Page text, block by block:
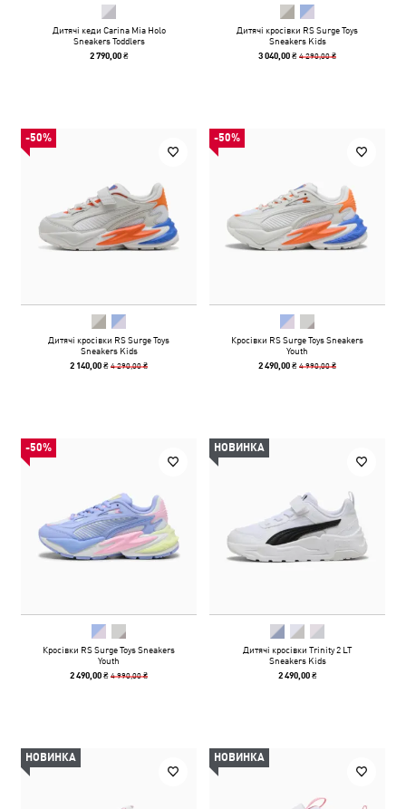
Дитячі кеди Carina Mia Holo
Sneakers Toddlers
2 790,00 ₴
Дитячі кросівки RS Surge Toys
Sneakers Kids
3 040,00 ₴4 290,00 ₴
-50%
Дитячі кросівки RS Surge Toys
Sneakers Kids
2 140,00 ₴4 290,00 ₴
-50%
Кросівки RS Surge Toys Sneakers
Youth
2 490,00 ₴4 990,00 ₴
-50%
Кросівки RS Surge Toys Sneakers
Youth
2 490,00 ₴4 990,00 ₴
НОВИНКА
Дитячі кросівки Trinity 2 LT
Sneakers Kids
2 490,00 ₴
НОВИНКА НОВИНКА